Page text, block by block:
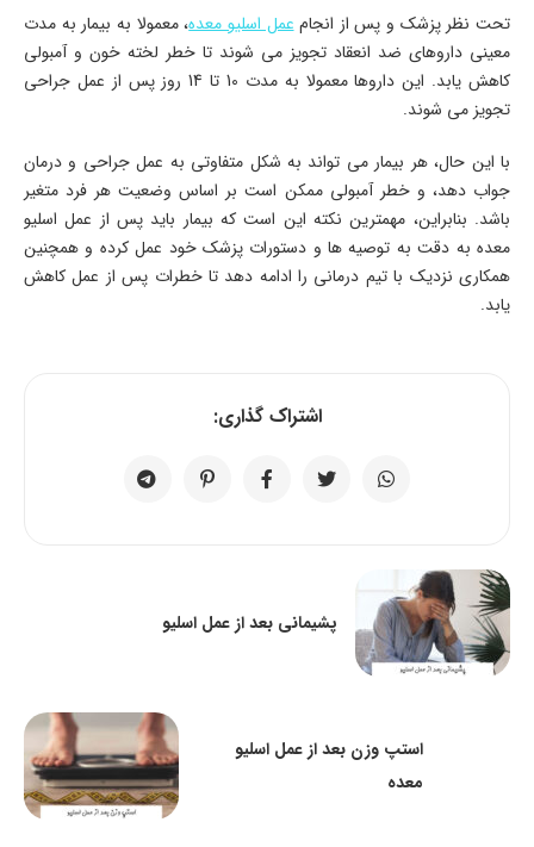
تحت نظر پزشک و پس از انجامعمل اسلیو معده، معمولا به بیمار به مدت
معینی داروهای ضد انعقاد تجویز می‌ شوند تا خطر لخته خون و آمبولی
کاهش یابد. این داروها معمولا به مدت 10 تا 14 روز پس از عمل جراحی
تجویز می ‌شوند.
با این حال، هر بیمار می ‌تواند به شکل متفاوتی به عمل جراحی و درمان
جواب دهد، و خطر آمبولی ممکن است بر اساس وضعیت هر فرد متغیر
باشد. بنابراین، مهمترین نکته این است که بیمار باید پس از عمل اسلیو
معده به دقت به توصیه‌ ها و دستورات پزشک خود عمل کرده و همچنین
همکاری نزدیک با تیم درمانی را ادامه دهد تا خطرات پس از عمل کاهش
یابد.
اشتراک گذاری:
پشیمانی بعد از عمل اسلیو
استپ وزن بعد از عمل اسلیو
معده